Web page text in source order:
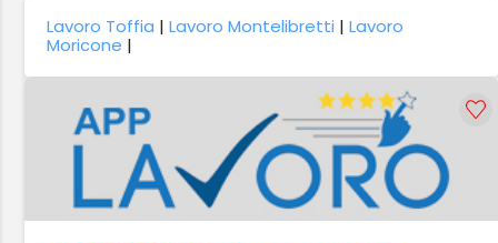
Lavoro Toffia |Lavoro Montelibretti |Lavoro
Moricone |